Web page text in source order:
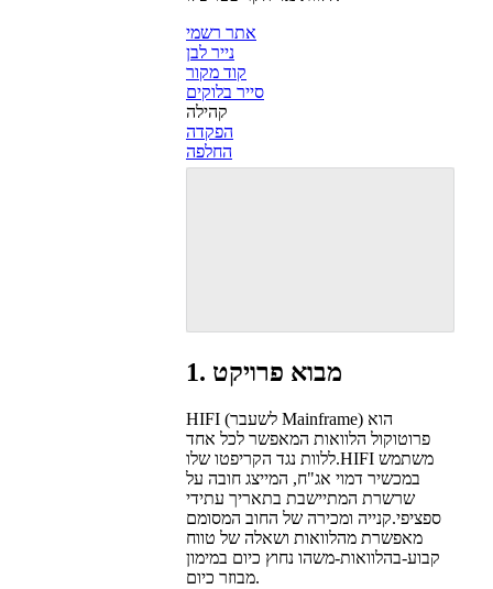
אתר רשמי
נייר לבן
קוד מקור
סייר בלוקים
קהילה
הפקדה
החלפה
1. מבוא פרויקט
HIFI (לשעבר Mainframe) הוא
פרוטוקול הלוואות המאפשר לכל אחד
ללוות נגד הקריפטו שלו.HIFI משתמש
במכשיר דמוי אג"ח, המייצג חובה על
שרשרת המתיישבת בתאריך עתידי
ספציפי.קנייה ומכירה של החוב המסומם
מאפשרת מהלוואות ושאלה של טווח
קבוע-בהלוואות-משהו נחוץ כיום במימון
מבוזר כיום.